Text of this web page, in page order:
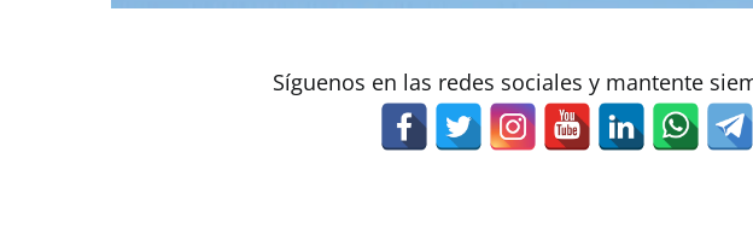
Síguenos en las redes sociales y mantente